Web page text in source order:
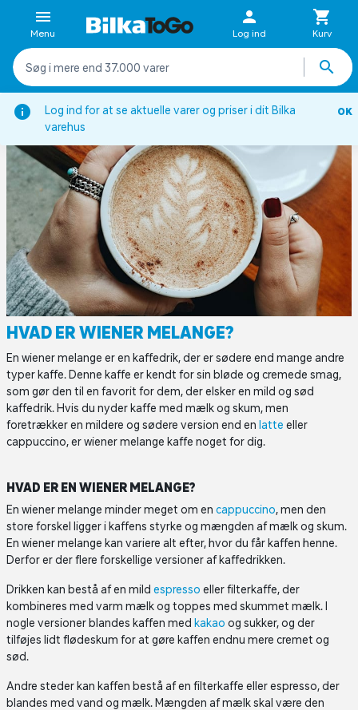
Log ind for at se aktuelle varer og priser i dit Bilka
varehus
OK
Menu Log ind Kurv
Viden om Kaffeordbog Hvad er wiener melange?
HVAD ER WIENER MELANGE?
En wiener melange er en kaffedrik, der er sødere end mange andre
typer kaffe. Denne kaffe er kendt for sin bløde og cremede smag,
som gør den til en favorit for dem, der elsker en mild og sød
kaffedrik. Hvis du nyder kaffe med mælk og skum, men
foretrækker en mildere og sødere version end en latte eller
cappuccino, er wiener melange kaffe noget for dig.
HVAD ER EN WIENER MELANGE?
En wiener melange minder meget om en cappuccino, men den
store forskel ligger i kaffens styrke og mængden af mælk og skum.
En wiener melange kan variere alt efter, hvor du får kaffen henne.
Derfor er der flere forskellige versioner af kaffedrikken.
Drikken kan bestå af en mild espresso eller filterkaffe, der
kombineres med varm mælk og toppes med skummet mælk. I
nogle versioner blandes kaffen med kakao og sukker, og der
tilføjes lidt flødeskum for at gøre kaffen endnu mere cremet og
sød.
Andre steder kan kaffen bestå af en filterkaffe eller espresso, der
blandes med vand og mælk. Mængden af mælk skal være den